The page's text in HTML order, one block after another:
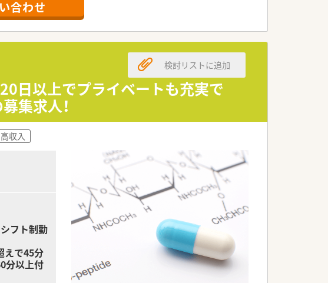
決定させていただきます。
契約が選べます。
元する仕組みです。
方も大歓迎です。
すい環境にあります。
切に確保いただけます。
合わせ
日以上でプライベートも充実で
集求人！
検討リストに追加
高収入
フト制勤
えで45分
分以上付